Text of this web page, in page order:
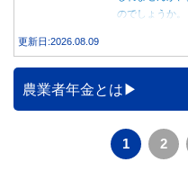
のでしょうか
更新日:2026.08.09
農業者年金とは
1 2